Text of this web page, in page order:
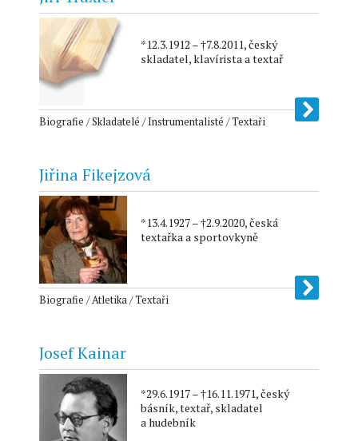
*12.3.1912 – †7.8.2011, český
skladatel, klavírista a textař
Biografie / Skladatelé / Instrumentalisté / Textaři
Jiřina Fikejzová
*13.4.1927 – †2.9.2020, česká
textařka a sportovkyně
Biografie / Atletika / Textaři
Josef Kainar
*29.6.1917 – †16.11.1971, český
básník, textař, skladatel
a hudebník